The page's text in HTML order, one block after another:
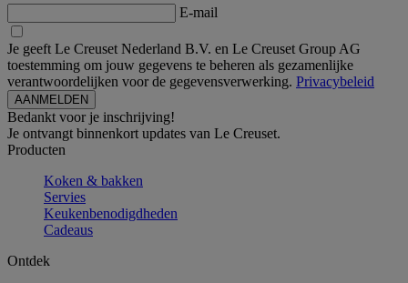
E-mail
Je geeft Le Creuset Nederland B.V. en Le Creuset Group AG
toestemming om jouw gegevens te beheren als gezamenlijke
verantwoordelijken voor de gegevensverwerking. Privacybeleid
Bedankt voor je inschrijving!
Je ontvangt binnenkort updates van Le Creuset.
Producten
Koken & bakken
Servies
Keukenbenodigdheden
Cadeaus
Ontdek